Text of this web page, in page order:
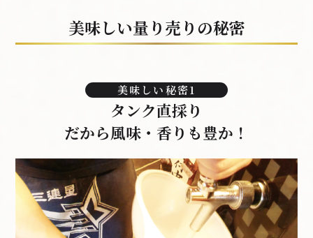
美味しい量り売りの秘密
美味しい秘密1
タンク直採り
だから風味・香りも豊か！